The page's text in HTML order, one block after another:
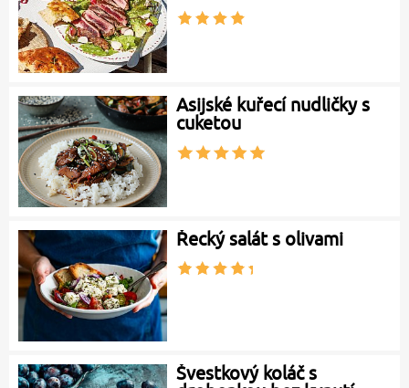
Asijské kuřecí nudličky s
cuketou
Řecký salát s olivami
Švestkový koláč s